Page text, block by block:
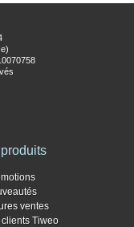
ventes
clients Tiweo